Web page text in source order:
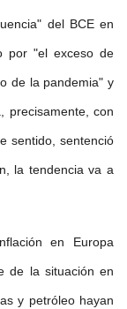
del BCE en
por "el exceso de
de la pandemia" y
precisamente, con
sentido, sentenció
la tendencia va a
en Europa
de la situación en
y petróleo hayan